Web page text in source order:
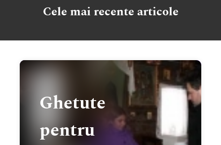
Cele mai recente articole
Ghetute
pentru